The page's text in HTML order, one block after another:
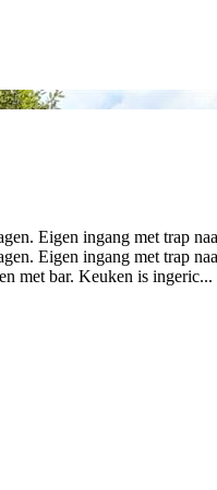
Eigen ingang met trap
Eigen ingang met trap
met bar. Keuken is ingeric...